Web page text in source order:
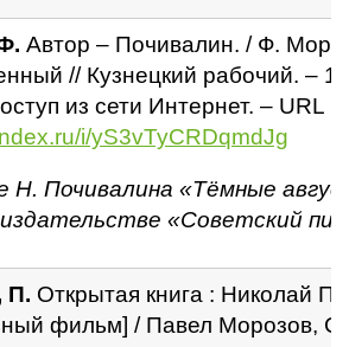
Автор – Почивалин. / Ф.
// Кузнецкий рабочий. –
из сети Интернет. – URL :
i/yS3vTyCRDqmdJg
Н. Почивалина «Тёмные
«Советский
П. Открытая книга : Николай
фильм] / Павел Морозов,